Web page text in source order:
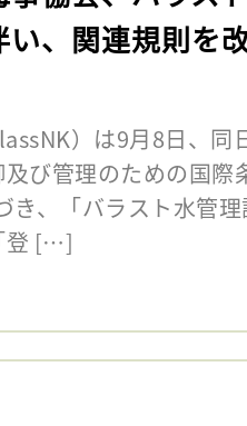
、関連規則を
）は9月8日、同
び管理のための国
き、「バラスト水管
登 […]